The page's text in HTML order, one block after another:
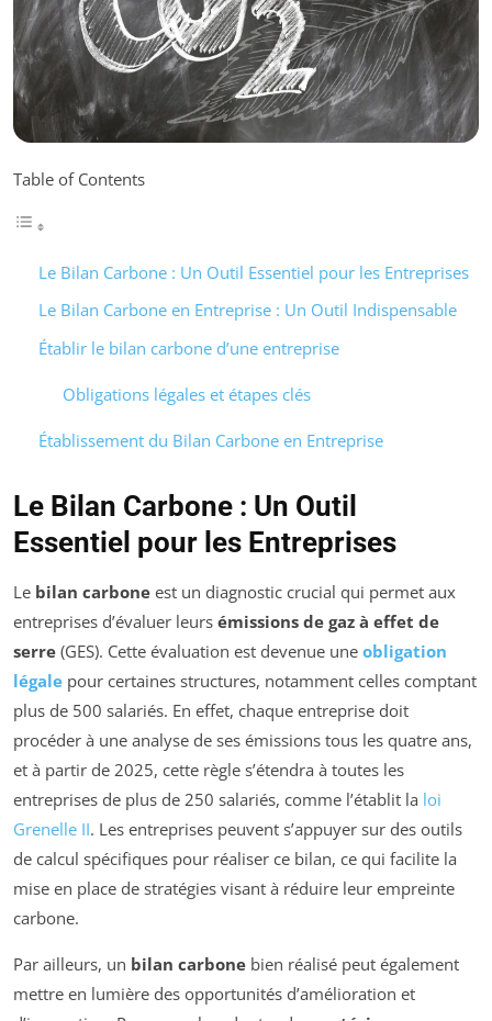
Table of Contents
Le Bilan Carbone : Un Outil Essentiel pour les Entreprises
Le Bilan Carbone en Entreprise : Un Outil Indispensable
Établir le bilan carbone d’une entreprise
Obligations légales et étapes clés
Établissement du Bilan Carbone en Entreprise
Le Bilan Carbone : Un Outil
Essentiel pour les Entreprises
Le bilan carbone est un diagnostic crucial qui permet aux
entreprises d’évaluer leurs émissions de gaz à effet de
serre (GES). Cette évaluation est devenue une obligation
légale pour certaines structures, notamment celles comptant
plus de 500 salariés. En effet, chaque entreprise doit
procéder à une analyse de ses émissions tous les quatre ans,
et à partir de 2025, cette règle s’étendra à toutes les
entreprises de plus de 250 salariés, comme l’établit la loi
Grenelle II. Les entreprises peuvent s’appuyer sur des outils
de calcul spécifiques pour réaliser ce bilan, ce qui facilite la
mise en place de stratégies visant à réduire leur empreinte
carbone.
Par ailleurs, un bilan carbone bien réalisé peut également
mettre en lumière des opportunités d’amélioration et